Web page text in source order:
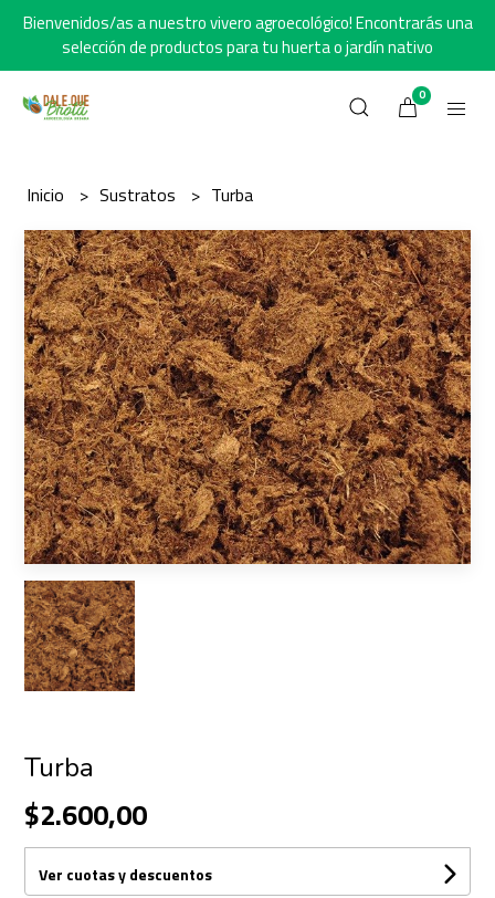
Bienvenidos/as a nuestro vivero agroecológico! Encontrarás una
selección de productos para tu huerta o jardín nativo
0
Inicio Sustratos Turba
Turba
$2.600,00
Ver cuotas y descuentos